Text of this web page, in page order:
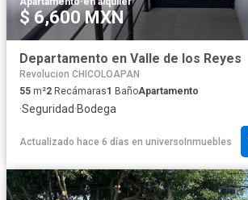
$ 6,600 MXN
Departamento en Valle de los Reyes
Revolucion CHICOLOAPAN
55 m²2 Recámaras1 BañoApartamento
·Seguridad·Bodega
Actualizado hace 6 días en universoInmuebles